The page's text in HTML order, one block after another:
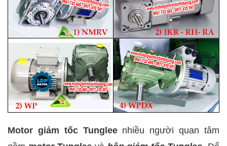
Motor giảm tốc Tungleenhiều người quan tâm